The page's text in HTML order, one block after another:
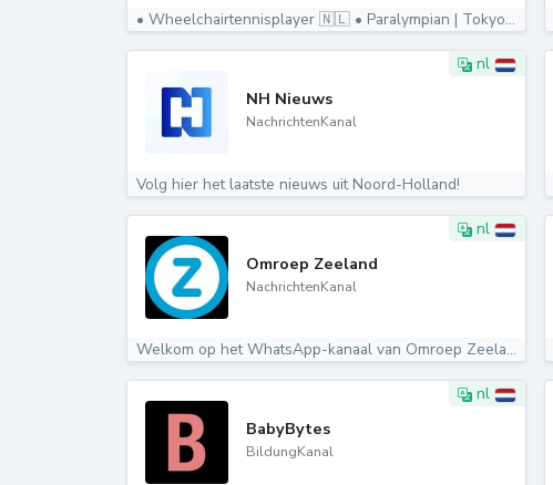
• Wheelchairtennisplayer 🇳🇱 • Paralympian | Tokyo...
nl
NH Nieuws
NachrichtenKanal
Volg hier het laatste nieuws uit Noord-Holland!
nl
Omroep Zeeland
NachrichtenKanal
Welkom op het WhatsApp-kanaal van Omroep Zeeland....
nl
BabyBytes
BildungKanal